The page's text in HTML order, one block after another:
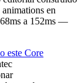
en
a 152ms —
este Core